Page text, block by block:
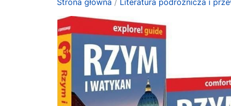
Strona główna / Literatura podróżnicza i